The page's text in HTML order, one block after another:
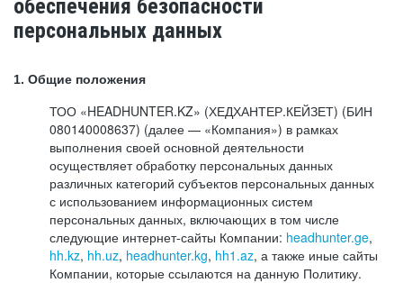
обеспечения безопасности
персональных данных
1. Общие положения
ТОО «HEADHUNTER.KZ» (ХЕДХАНТЕР.КЕЙЗЕТ) (БИН
080140008637) (далее — «Компания») в рамках
выполнения своей основной деятельности
осуществляет обработку персональных данных
различных категорий субъектов персональных данных
с использованием информационных систем
персональных данных, включающих в том числе
следующие интернет-сайты Компании: headhunter.ge,
hh.kz, hh.uz, headhunter.kg, hh1.az, а также иные сайты
Компании, которые ссылаются на данную Политику.